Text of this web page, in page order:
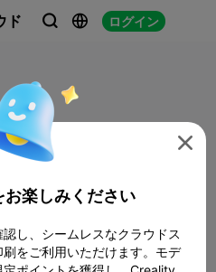
ド   ログイン

楽しみください
し、シームレスなクラウドス
をご利用いただけます。モデ